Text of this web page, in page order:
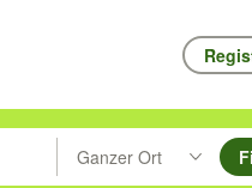
nach oben/unten
Eingabetaste drücken
Ganzer Ort
Suche im Umkreis des